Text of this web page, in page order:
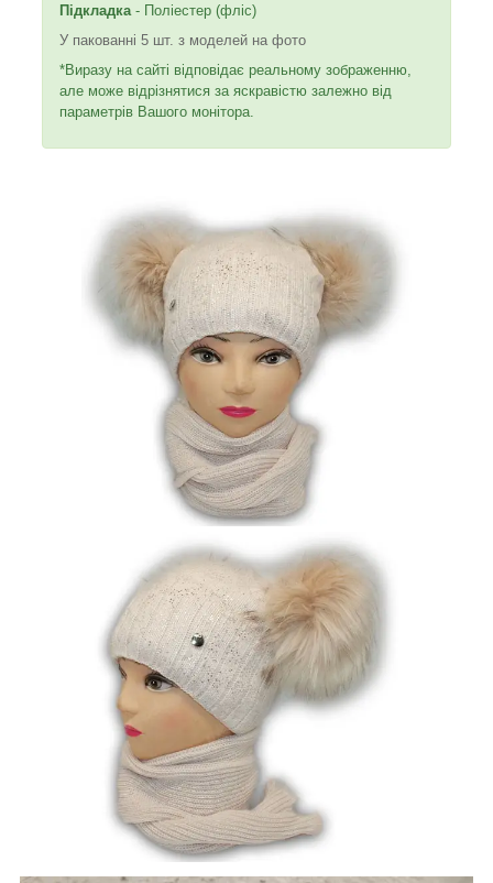
Підкладка - Поліестер (фліс)
У пакованні 5 шт. з моделей на фото
*Виразу на сайті відповідає реальному зображенню,
але може відрізнятися за яскравістю залежно від
параметрів Вашого монітора.